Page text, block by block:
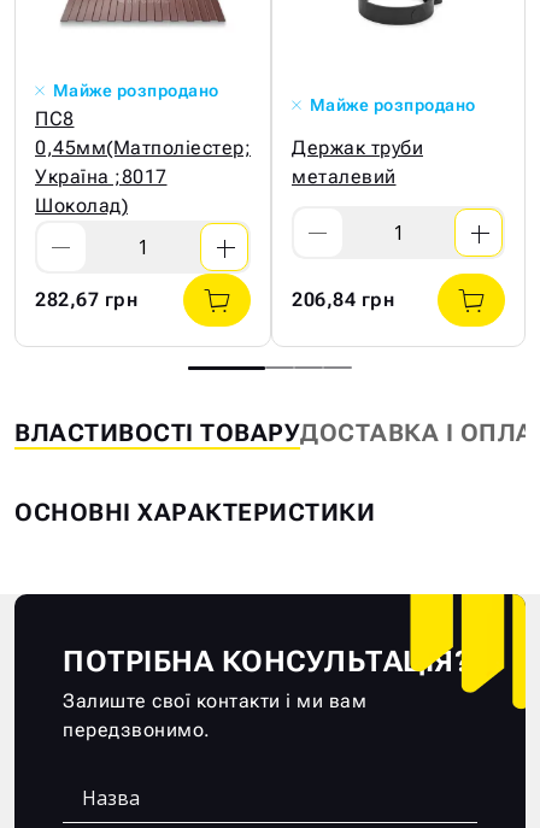
Майже розпродано
ПС8
0,45мм(Матполіестер;
Україна ;8017
Шоколад)
282,67 грн
Майже розпродано
Держак труби
металевий
206,84 грн
ВЛАСТИВОСТІ ТОВАРУДОСТАВКА І
ОСНОВНІ ХАРАКТЕРИСТИКИ
ПОТРІБНА КОНСУЛЬТАЦІЯ?
Залиште свої контакти і ми вам
передзвонимо.